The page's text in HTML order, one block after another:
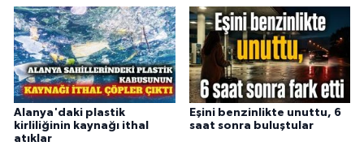
Alanya'daki plastik
kirliliğinin kaynağı ithal
atıklar
Eşini benzinlikte unuttu, 6
saat sonra buluştular